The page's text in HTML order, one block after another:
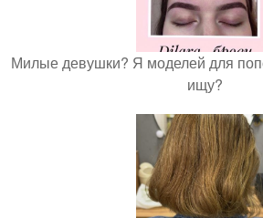
Милые девушки? Я моделей для
ищу?